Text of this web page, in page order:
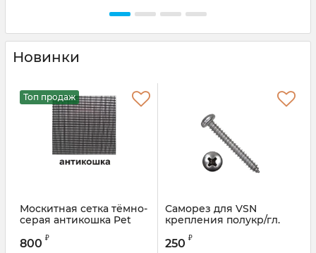
Новинки
Топ продаж
Москитная сетка тёмно-
серая антикошка Pet
800 ₽
Саморез для VSN
крепления полукр/гл.
250 ₽